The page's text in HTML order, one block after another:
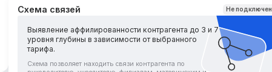
Схема связей Не
Выявление аффилированности контрагента до 3 и 7
уровня глубины в зависимости от выбранного
тарифа.
Схема позволяет находить связи контрагента по